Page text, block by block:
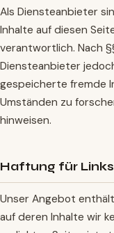
Als Diensteanbieter
Inhalte auf diesen
verantwortlich. Nach
Diensteanbieter
gespeicherte fremde
Umständen zu
hinweisen.
Haftung für Links
Unser Angebot
auf deren Inhalte wir